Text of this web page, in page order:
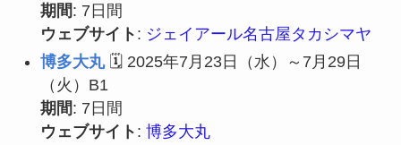
期間: 7日間
ウェブサイト : ジェイアール名古屋タカシマヤ
博多大丸🗓 2025年7月23日（水）～7月29日
（火）B1
期間: 7日間
ウェブサイト : 博多大丸